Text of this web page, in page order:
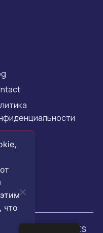
All rights
что